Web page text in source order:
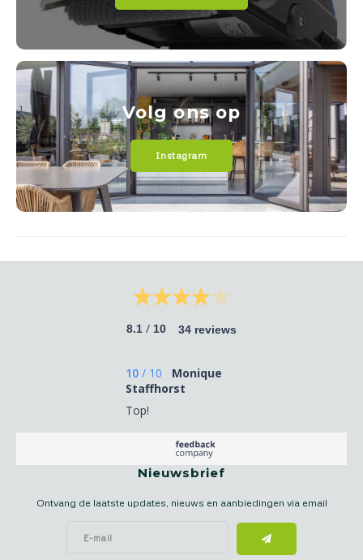
Volg ons op
Instagram
Nieuwsbrief
Ontvang de laatste updates, nieuws en aanbiedingen via email
8.1 / 10 34 reviews
10 / 10
Monique
Staffhorst
Top!